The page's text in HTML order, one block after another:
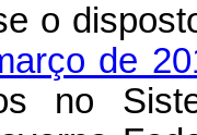
o
de
no